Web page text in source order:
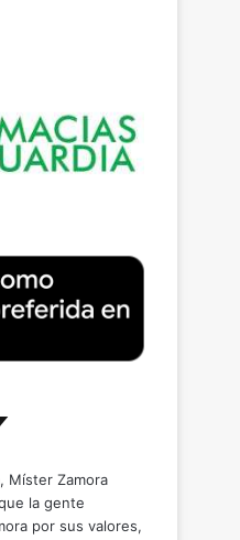
Míster Zamora
la gente
por sus valores,